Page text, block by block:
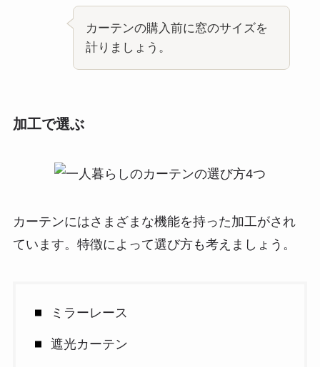
カーテンの購入前に窓のサイズを
計りましょう。
加工で選ぶ
カーテンにはさまざまな機能を持った加工がされ
ています。特徴によって選び方も考えましょう。
ミラーレース
遮光カーテン